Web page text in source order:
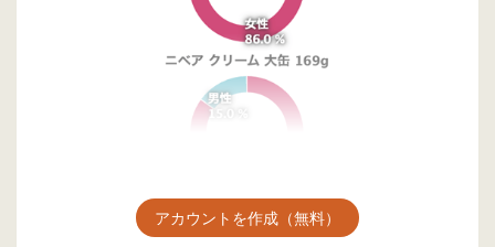
アカウントを作成（無料）